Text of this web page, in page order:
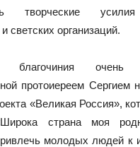
творческие усилия
светских организаций.
благочиния очень
протоиереем Сергием
«Великая Россия»,
страна моя
молодых людей к